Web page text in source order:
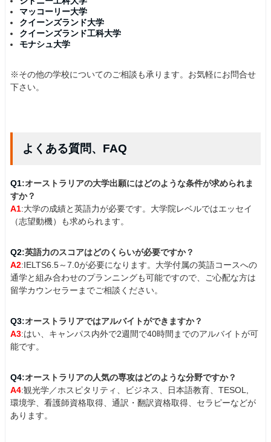
マッコーリー大学
クイーンズランド大学
クイーンズランド工科大学
モナシュ大学
※その他の学校についてのご相談も承ります。お気軽にお問合せ
下さい。
よくある質問、FAQ
Q1:オーストラリアの大学出願にはどのような条件が求められま
すか？
A1:大学の成績と英語力が必要です。大学院レベルではエッセイ
（志望動機）も求められます。
Q2:英語力のスコアはどのくらいが必要ですか？
A2:IELTS6.5～7.0が必要になります。大学付属の英語コースへの
通学と組み合わせのプランニングも可能ですので、ご心配な方は
留学カウンセラーまでご相談ください。
Q3:オーストラリアではアルバイトができますか？
A3:はい、キャンパス内外で2週間で40時間までのアルバイトが可
能です。
Q4:オーストラリアの人気の専攻はどのような分野ですか？
A4:観光学／ホスピタリティ、ビジネス、日本語教育、TESOL,
環境学、看護師資格取得、通訳・翻訳資格取得、セラピーなどが
あります。